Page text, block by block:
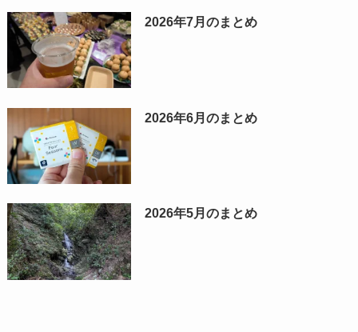
2026年7月のまとめ
2026年6月のまとめ
2026年5月のまとめ